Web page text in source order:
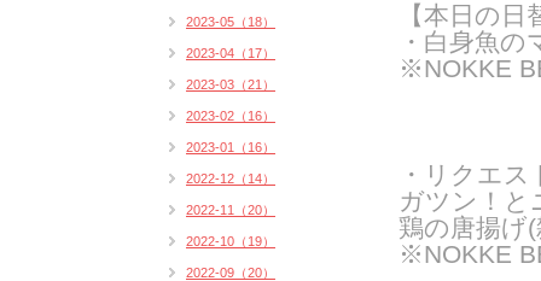
【本日の
・白身魚
※NOKKE
・リクエ
ガツン！と
鶏の唐揚げ
※NOKKE
2023-05（18）
2023-04（17）
2023-03（21）
2023-02（16）
2023-01（16）
2022-12（14）
2022-11（20）
2022-10（19）
2022-09（20）